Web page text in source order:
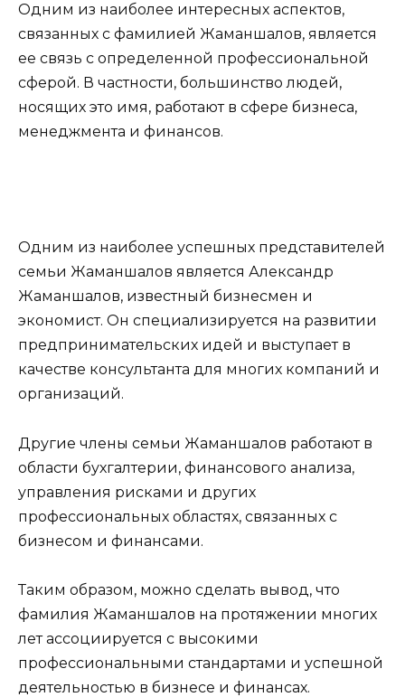
Одним из наиболее интересных аспектов,
связанных с фамилией Жаманшалов, является
ее связь с определенной профессиональной
сферой. В частности, большинство людей,
носящих это имя, работают в сфере бизнеса,
менеджмента и финансов.
Одним из наиболее успешных представителей
семьи Жаманшалов является Александр
Жаманшалов, известный бизнесмен и
экономист. Он специализируется на развитии
предпринимательских идей и выступает в
качестве консультанта для многих компаний и
организаций.
Другие члены семьи Жаманшалов работают в
области бухгалтерии, финансового анализа,
управления рисками и других
профессиональных областях, связанных с
бизнесом и финансами.
Таким образом, можно сделать вывод, что
фамилия Жаманшалов на протяжении многих
лет ассоциируется с высокими
профессиональными стандартами и успешной
деятельностью в бизнесе и финансах.